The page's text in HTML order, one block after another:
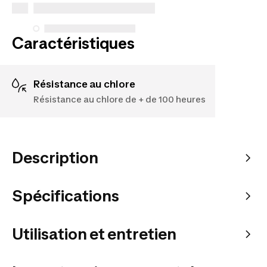
Caractéristiques
Résistance au chlore
Résistance au chlore de + de 100 heures
Description
Spécifications
Utilisation et entretien